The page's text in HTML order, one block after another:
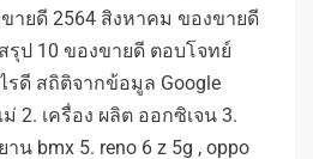
ายดี 2564 สิงหาคม ของขายดี
รุป 10 ของขายดี ตอบโจทย์
ดี สถิติจากข้อมูล Google
2. เครื่อง ผลิต ออกซิเจน 3.
น bmx 5. reno 6 z 5g , oppo